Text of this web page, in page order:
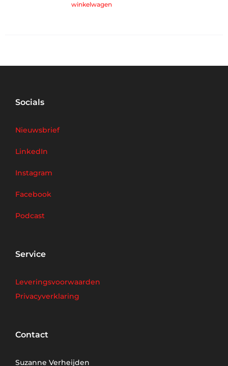
winkelwagen
Socials
Nieuwsbrief
LinkedIn
Instagram
Facebook
Podcast
Service
Leveringsvoorwaarden
Privacyverklaring
Contact
Suzanne Verheijden